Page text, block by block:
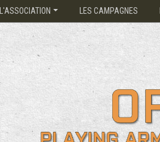
L'ASSOCIATION LES CAMPAGNES